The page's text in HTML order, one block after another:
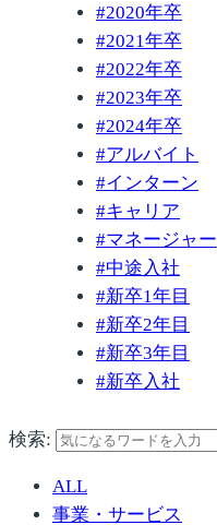
#2020年卒
#2021年卒
#2022年卒
#2023年卒
#2024年卒
#アルバイト
#インターン
#キャリア
#マネージャー
#中途入社
#新卒1年目
#新卒2年目
#新卒3年目
#新卒入社
検索:
ALL
事業・サービス